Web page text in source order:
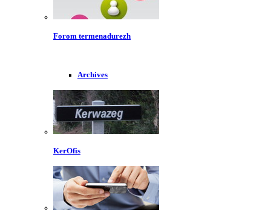
Forom termenadurezh
Archives
KerOfis